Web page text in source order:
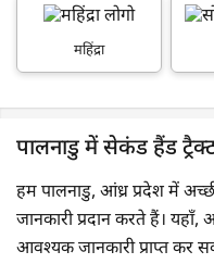
महिंद्रा
पालनाडु में सेकंड हैंड
हम पालनाडु, आंध्र प्रदेश में अच्छी
जानकारी प्रदान करते हैं। यहाँ,
आवश्यक जानकारी प्राप्त कर